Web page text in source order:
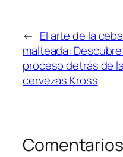
← El arte de la
malteada:
proceso detrás de
cervezas Kross
Comentarios